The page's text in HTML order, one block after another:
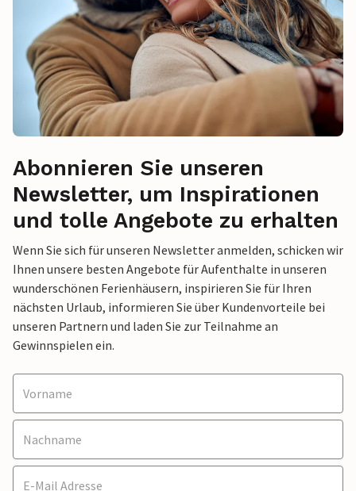
Abonnieren Sie unseren
Newsletter, um Inspirationen
und tolle Angebote zu erhalten
Wenn Sie sich für unseren Newsletter anmelden, schicken wir
Ihnen unsere besten Angebote für Aufenthalte in unseren
wunderschönen Ferienhäusern, inspirieren Sie für Ihren
nächsten Urlaub, informieren Sie über Kundenvorteile bei
unseren Partnern und laden Sie zur Teilnahme an
Gewinnspielen ein.